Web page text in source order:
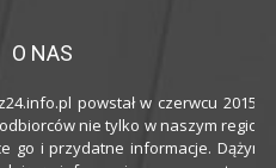
O NAS
powstał w czerwcu 2015
nie tylko w naszym
go i przydatne informacje.